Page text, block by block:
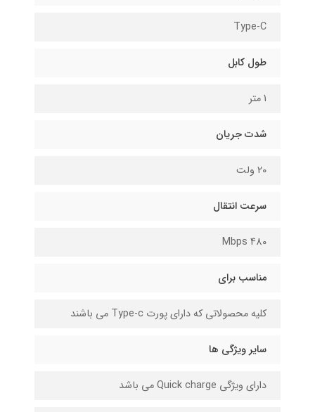
Type-C
طول کابل
1 متر
شدت جریان
20 ولت
سرعت انتقال
480 Mbps
مناسب برای
کلیه محصولاتی که دارای پورت Type-c می باشند
سایر ویژگی ها
دارای ویژگی Quick charge می باشد